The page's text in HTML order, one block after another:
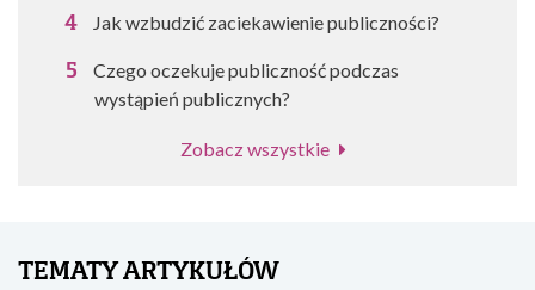
Jak wzbudzić zaciekawienie publiczności?
Czego oczekuje publiczność podczas
wystąpień publicznych?
Zobacz wszystkie
TEMATY ARTYKUŁÓW